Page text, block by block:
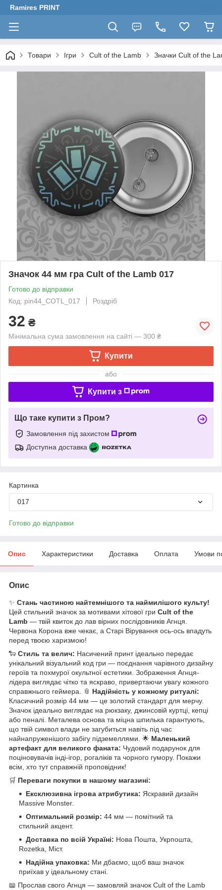
Ramires PRINT
Товари Ігри Cult of the Lamb Значки Cult of the
Значок 44 мм гра Cult of the Lamb 017
Готово до відправки
Код: pin44_COTL_017
Роздріб
32 ₴
Мінімальна сума замовлення на сайті — 300 ₴
Купити
або
Купити з
Що таке купити з Пром?
Замовлення під захистом
Доступна доставка
Картинка
017
Готово до відправки
Опис Характеристики Доставка Оплата Умови
Опис
✨ Стань частиною найтемнішого та наймилішого культу!
Цей стильний значок за мотивами хітової гри Cult of the
Lamb — твій квиток до лав вірних послідовників Агнця.
Червона Корона вже чекає, а Старі Вірування ось-ось впадуть
перед твоєю харизмою!
🐑 Стиль та велич: Насичений принт ідеально передає
унікальний візуальний код гри — поєднання чарівного дизайну
героїв та похмурої окультної естетики. Зображення Агнця-
лідера виглядає чітко та яскраво, привертаючи увагу кожного
справжнього геймера. 📎 Надійність у кожному ритуалі:
Класичний розмір 44 мм — це золотий стандарт для мерчу.
Значок ідеально виглядає на рюкзаку, джинсовій куртці, кепці
або пеналі. Металева основа та міцна шпилька гарантують,
що твій символ влади не загубиться навіть під час
найнапруженішого забігу підземеллями. 🌟 Маленький
артефакт для великого фаната: Чудовий подарунок для
поціновувачів інді-ігор, рогаліків та чорного гумору. Покажи
всім, хто тут справжній проповідник!
🛒 Переваги покупки в нашому магазині:
Ексклюзивна ігрова атрибутика: Яскравий дизайн
Massive Monster.
Оптимальний розмір: 44 мм — помітний та
стильний акцент.
Доставка по всій Україні: Нова Пошта, Укрпошта,
Rozetka, Міст.
Надійна упаковка: Ми дбаємо, щоб ваш значок
приїхав у ідеальному стані.
📖 Прослав свого Агнця — замовляй значок Cult of the Lamb